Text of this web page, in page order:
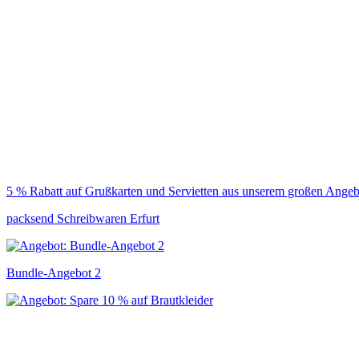
5 % Rabatt auf Grußkarten und Servietten aus unserem großen
packsend Schreibwaren Erfurt
Bundle-Angebot 2